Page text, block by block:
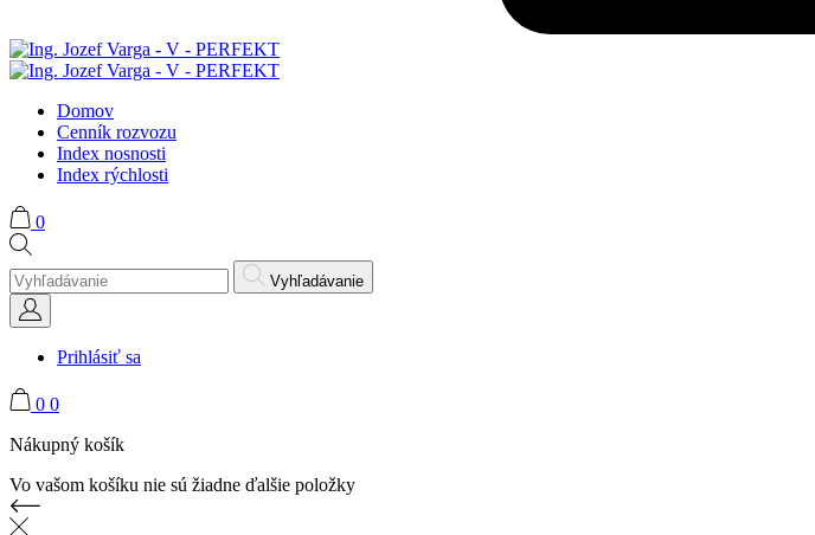
Domov
Cenník rozvozu
Index nosnosti
Index rýchlosti
0
Vyhľadávanie
Prihlásiť sa
0 0
Nákupný košík
Vo vašom košíku nie sú žiadne ďalšie položky